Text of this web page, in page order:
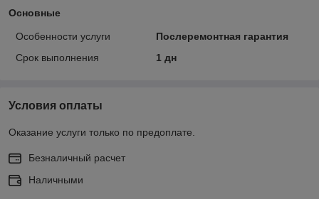
Основные
Особенности услуги
Послеремонтная гарантия
Срок выполнения
1 дн
Условия оплаты
Оказание услуги только по предоплате.
Безналичный расчет
Наличными